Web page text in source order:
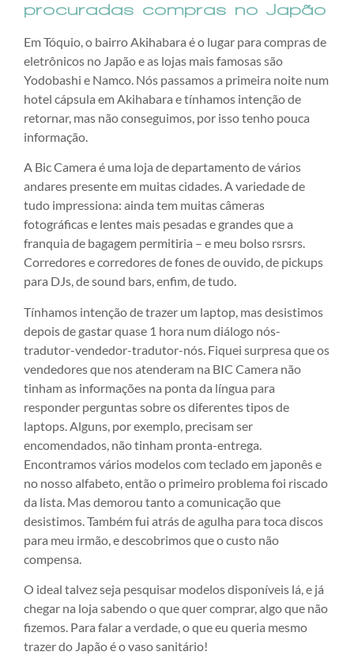
procuradas compras no Japão
Em Tóquio, o bairro Akihabara é o lugar para compras de
eletrônicos no Japão e as lojas mais famosas são
Yodobashi e Namco. Nós passamos a primeira noite num
hotel cápsula em Akihabara e tínhamos intenção de
retornar, mas não conseguimos, por isso tenho pouca
informação.
A Bic Camera é uma loja de departamento de vários
andares presente em muitas cidades. A variedade de
tudo impressiona: ainda tem muitas câmeras
fotográficas e lentes mais pesadas e grandes que a
franquia de bagagem permitiria – e meu bolso rsrsrs.
Corredores e corredores de fones de ouvido, de pickups
para DJs, de sound bars, enfim, de tudo.
Tínhamos intenção de trazer um laptop, mas desistimos
depois de gastar quase 1 hora num diálogo nós-
tradutor-vendedor-tradutor-nós. Fiquei surpresa que os
vendedores que nos atenderam na BIC Camera não
tinham as informações na ponta da língua para
responder perguntas sobre os diferentes tipos de
laptops. Alguns, por exemplo, precisam ser
encomendados, não tinham pronta-entrega.
Encontramos vários modelos com teclado em japonês e
no nosso alfabeto, então o primeiro problema foi riscado
da lista. Mas demorou tanto a comunicação que
desistimos. Também fui atrás de agulha para toca discos
para meu irmão, e descobrimos que o custo não
compensa.
O ideal talvez seja pesquisar modelos disponíveis lá, e já
chegar na loja sabendo o que quer comprar, algo que não
fizemos. Para falar a verdade, o que eu queria mesmo
trazer do Japão é o vaso sanitário!